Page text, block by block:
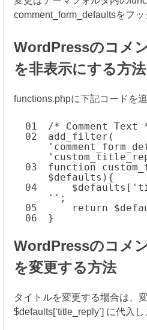
comment_form_defaultsをフッ
WordPressのコメ
を非表示にする方法
functions.phpに下記コードを追
01
/* Comment Text
02
add_filter(
03
function
$defaults){
04
'';
05
return
06
}
WordPressのコメ
を変更する方法
タイトルを変更する場合は、
$defaults[‘title_reply’] に代入し